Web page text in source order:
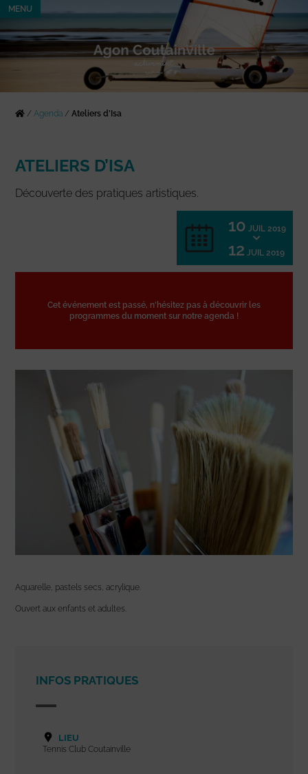
MENU
/Agenda /Ateliers d’Isa
ATELIERS D’ISA
Découverte des pratiques artistiques.
10 JUIL 2019
12 JUIL 2019
Cet événement est passé, n'hésitez pas à découvrir les
programmes du moment sur notre agenda !
Aquarelle, pastels secs, acrylique.
Ouvert aux enfants et adultes.
INFOS PRATIQUES
LIEU
Tennis Club Coutainville